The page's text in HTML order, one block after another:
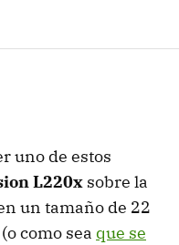
uno de estos
L220x sobre la
un tamaño de 22
como sea que se